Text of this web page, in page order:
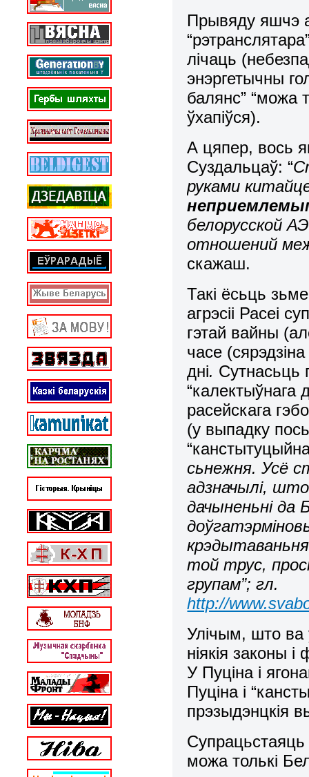
Прывяду яшчэ
лічаць
энэргетычны
балянс” “можа
ўхапіўся).
А цяпер, вось
Суздальцаў: “
руками
белорусской
отношений
скажаш.
Такі ёсьць
агрэсіі Расеі
гэтай вайны
часе
дні. Сутнасьць
“калектыўнага
расейскага
(у выпадку
сьнежня. Усё
адзначылі, што
дачыненьні да
крэдытаваньня
той трус,
групам”; гл.
http://
Улічым, што ва
ніякія законы
У Пуціна і
Пуціна і
прэзыдэнцкія
Супрацьстаяць
можа толькі